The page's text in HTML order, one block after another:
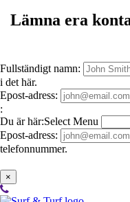
Lämna era
Fullständigt namn:
i det här.
Epost-adress:
:
Du är här:Select Menu
Epost-adress:
telefonnummer.
×